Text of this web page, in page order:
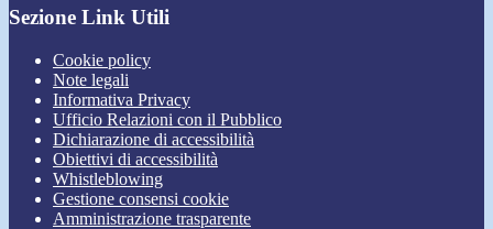
Sezione Link Utili
Cookie policy
Note legali
Informativa Privacy
Ufficio Relazioni con il Pubblico
Dichiarazione di accessibilità
Obiettivi di accessibilità
Whistleblowing
Gestione consensi cookie
Amministrazione trasparente